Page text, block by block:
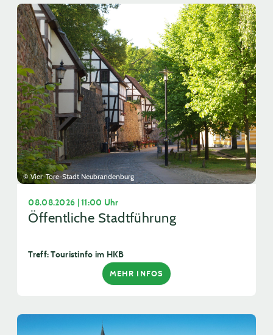
© Vier-Tore-Stadt Neubrandenburg
08.08.2026 | 11:00 Uhr
Öffentliche Stadtführung
Treff: Touristinfo im HKB
MEHR INFOS